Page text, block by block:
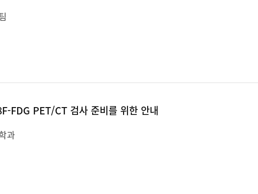
FDG PET/CT 검사 준비를 위한 안내
과